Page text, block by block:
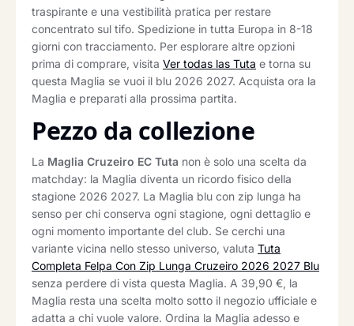
traspirante e una vestibilità pratica per restare
concentrato sul tifo. Spedizione in tutta Europa in 8-18
giorni con tracciamento. Per esplorare altre opzioni
prima di comprare, visita Ver todas las Tuta e torna su
questa Maglia se vuoi il blu 2026 2027. Acquista ora la
Maglia e preparati alla prossima partita.
Pezzo da collezione
La Maglia Cruzeiro EC Tuta non è solo una scelta da
matchday: la Maglia diventa un ricordo fisico della
stagione 2026 2027. La Maglia blu con zip lunga ha
senso per chi conserva ogni stagione, ogni dettaglio e
ogni momento importante del club. Se cerchi una
variante vicina nello stesso universo, valuta Tuta
Completa Felpa Con Zip Lunga Cruzeiro 2026 2027 Blu
senza perdere di vista questa Maglia. A 39,90 €, la
Maglia resta una scelta molto sotto il negozio ufficiale e
adatta a chi vuole valore. Ordina la Maglia adesso e